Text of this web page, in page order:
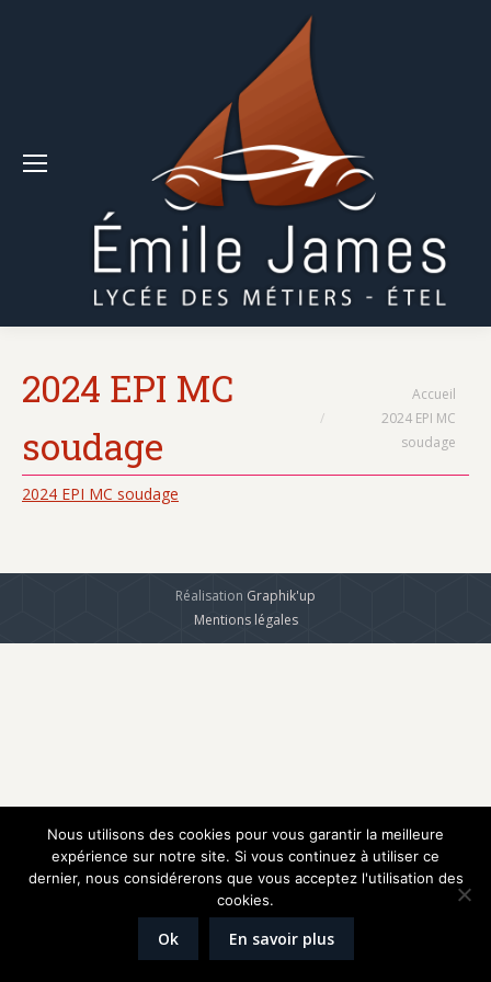
2024 EPI MC
soudage
Accueil
2024 EPI MC
soudage
2024 EPI MC soudage
Réalisation Graphik'up
Mentions légales
Nous utilisons des cookies pour vous garantir la meilleure
expérience sur notre site. Si vous continuez à utiliser ce
dernier, nous considérerons que vous acceptez l'utilisation des
cookies.
Ok En savoir plus